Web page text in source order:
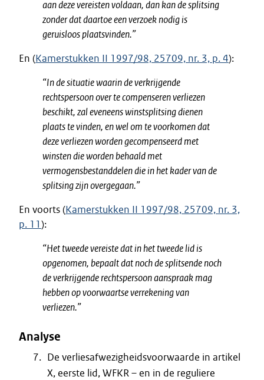
aan deze vereisten voldaan, dan kan de splitsing
zonder dat daartoe een verzoek nodig is
geruisloos plaatsvinden.”
En (Kamerstukken II 1997/98, 25709, nr. 3, p. 4):
“In de situatie waarin de verkrijgende
rechtspersoon over te compenseren verliezen
beschikt, zal eveneens winstsplitsing dienen
plaats te vinden, en wel om te voorkomen dat
deze verliezen worden gecompenseerd met
winsten die worden behaald met
vermogensbestanddelen die in het kader van de
splitsing zijn overgegaan.”
En voorts (Kamerstukken II 1997/98, 25709, nr. 3,
p. 11):
“Het tweede vereiste dat in het tweede lid is
opgenomen, bepaalt dat noch de splitsende noch
de verkrijgende rechtspersoon aanspraak mag
hebben op voorwaartse verrekening van
verliezen.”
Analyse
De verliesafwezigheidsvoorwaarde in artikel
X, eerste lid, WFKR – en in de reguliere